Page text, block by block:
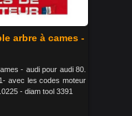
arbre à cames -
- audi pour audi 80.
avec les codes moteur
- diam tool 3391